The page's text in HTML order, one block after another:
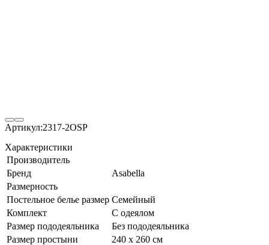
Артикул:2317-2OSP
Характеристики
Производитель
Бренд
Asabella
Размерность
Постельное белье размер Семейный
Комплект
С одеялом
Размер пододеяльника
Без пододеяльника
Размер простыни
240 х 260 см